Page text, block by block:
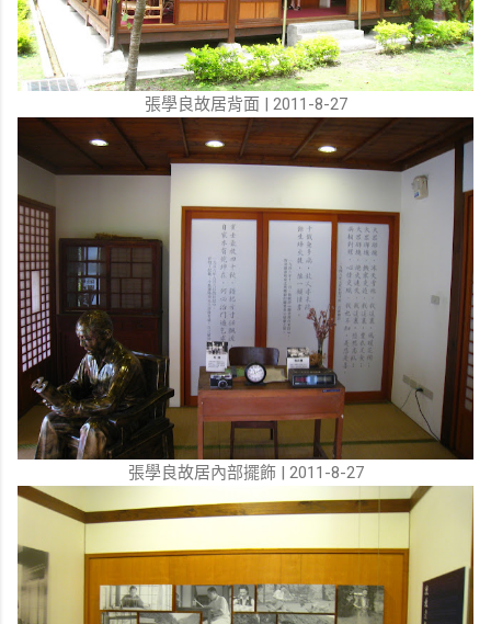
張學良故居背面 | 2011-8-27
張學良故居內部擺飾 | 2011-8-27